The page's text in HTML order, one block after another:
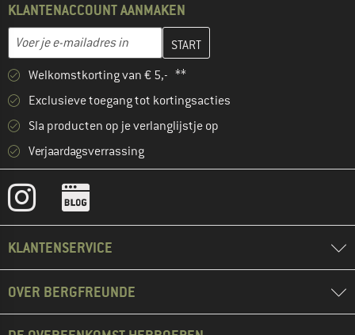
KLANTENACCOUNT AANMAKEN
E-mailadres
Vul je e-mailadres hier in en maak in de volgende stap je
Welkomstkorting van € 5,- **
Exclusieve toegang tot kortingsacties
Sla producten op je verlanglijstje op
Verjaardagsverrassing
KLANTENSERVICE
OVER BERGFREUNDE